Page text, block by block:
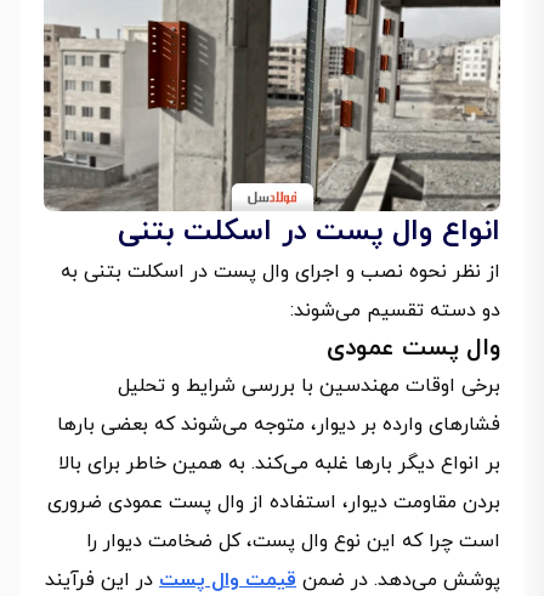
انواع وال‌ پست در اسکلت بتنی
از نظر نحوه نصب و اجرای وال پست در اسکلت بتنی به
دو دسته تقسیم می‌شوند:
وال‌ پست عمودی
برخی اوقات مهندسین با بررسی شرایط و تحلیل
فشارهای وارده بر دیوار، متوجه می‌شوند که بعضی بارها
بر انواع دیگر بارها غلبه می‌کند. به همین خاطر برای بالا
بردن مقاومت دیوار، استفاده از وال پست عمودی ضروری
است چرا که این نوع وال پست، کل ضخامت دیوار را
پوشش می‌دهد. در ضمن قیمت وال پست در این فرآیند